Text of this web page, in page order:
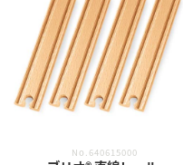
No.640615000